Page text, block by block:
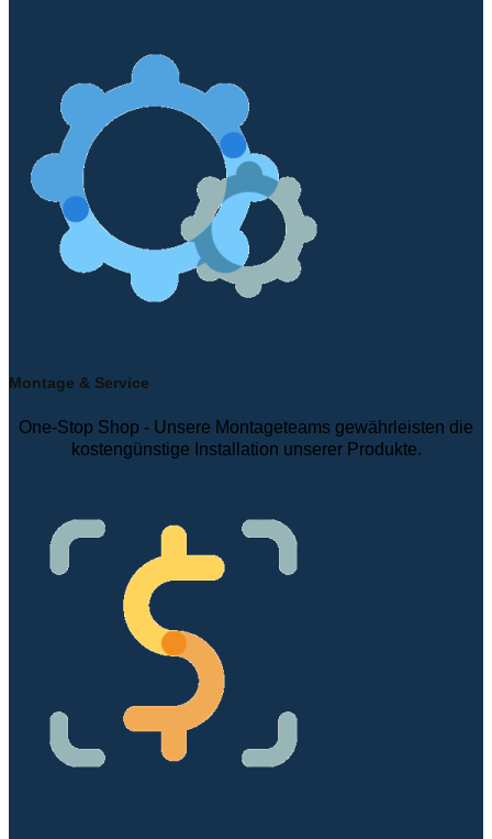
Montage & Service
One-Stop Shop - Unsere Montageteams gewährleisten die
kostengünstige Installation unserer Produkte.